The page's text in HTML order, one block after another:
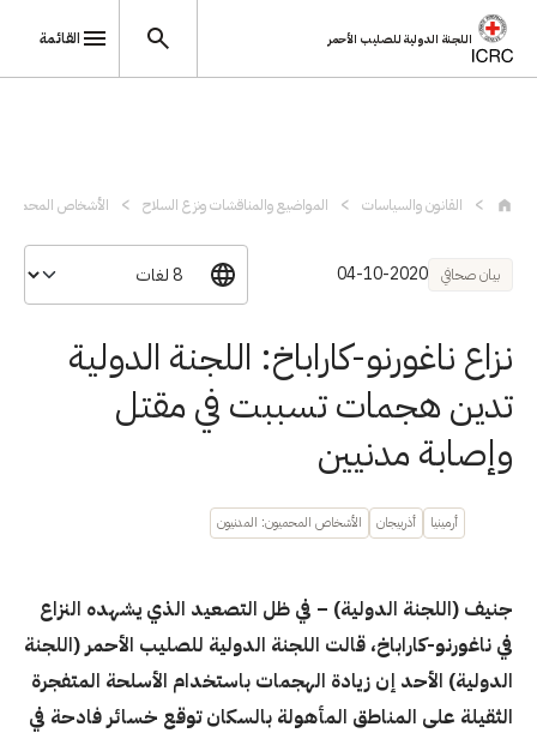
اللجنة الدولية للصليب الأحمر القائمة
القانون والسياسات المواضيع والمناقشات ونزع السلاح الأشخاص المحميون
بيان صحافي 04-10-2020
نزاع ناغورنو-كاراباخ: اللجنة الدولية
تدين هجمات تسببت في مقتل
وإصابة مدنيين
أرمينيا أذربيجان الأشخاص المحميون: المدنيون
جنيف (اللجنة الدولية) – في ظل التصعيد الذي يشهده النزاع
في ناغورنو-كاراباخ، قالت اللجنة الدولية للصليب الأحمر (اللجنة
الدولية) الأحد إن زيادة الهجمات باستخدام الأسلحة المتفجرة
الثقيلة على المناطق المأهولة بالسكان توقع خسائر فادحة في